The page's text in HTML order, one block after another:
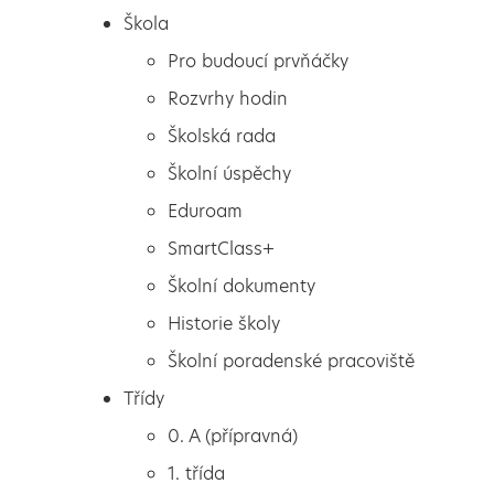
Pro budoucí prvňáčky
Rozvrhy hodin
Školská rada
Škola
Pro budoucí prvňáčky
Rozvrhy hodin
Školská rada
Školní úspěchy
Eduroam
SmartClass+
Školní dokumenty
Historie školy
Školní poradenské pracoviště
Třídy
0. A (přípravná)
1. třída
Okresní kolo olympiády v
anglickém jazyce